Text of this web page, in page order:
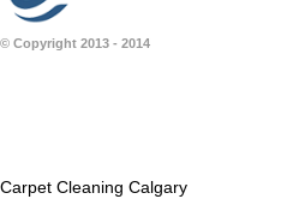
© Copyright 2013 - 2014
Carpet Cleaning Calgary